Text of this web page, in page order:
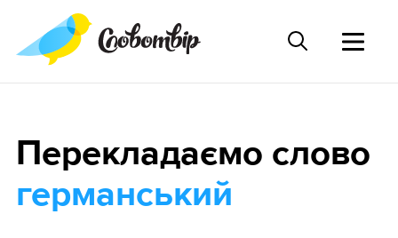
Перекладаємо слово
германський